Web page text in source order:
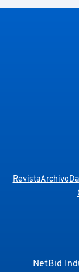
RevistaArchivo
NetBid